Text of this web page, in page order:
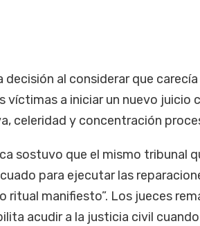
decisión al considerar que carecía
víctimas a iniciar un nuevo juicio
celeridad y concentración
sostuvo que el mismo tribunal
para ejecutar las
ritual manifiesto”. Los jueces
acudir a la justicia civil